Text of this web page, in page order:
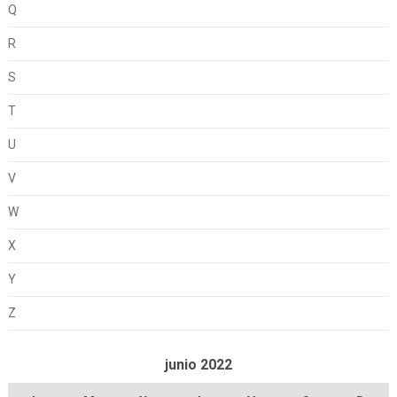
Q
R
S
T
U
V
W
X
Y
Z
junio 2022